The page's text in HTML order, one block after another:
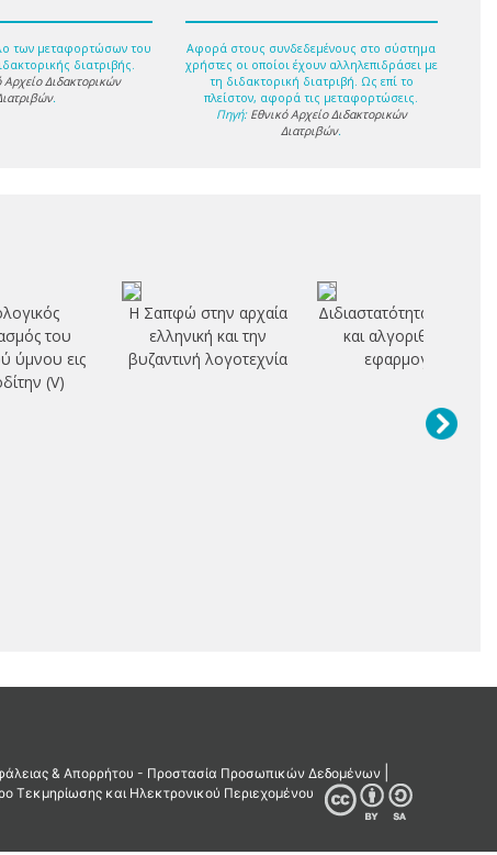
των μεταφορτώσων του
διατριβής.
Αρχείο Διδακτορικών
.
Αφορά στους συνδεδεμένους στο σύστημα
χρήστες οι οποίοι έχουν αλληλεπιδράσει με
τη διδακτορική διατριβή. Ως επί το
πλείστον, αφορά τις μεταφορτώσεις.
Πηγή: Εθνικό Αρχείο Διδακτορικών
Διατριβών.
του
ύμνου εις
(V)
Η Σαπφώ στην αρχαία
ελληνική και την
βυζαντινή λογοτεχνία
Διδιαστατότητα: θεωρία
και αλγοριθμικές
εφαρμογές